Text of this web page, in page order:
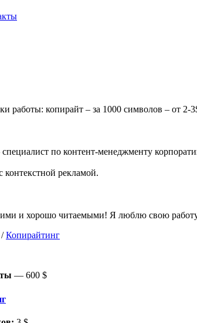
работы: копирайт – за 1000 символов – от 2-
по контент-менеджменту
рекламой.
и хорошо читаемыми! Я люблю свою
/Копирайтинг
— 600 $